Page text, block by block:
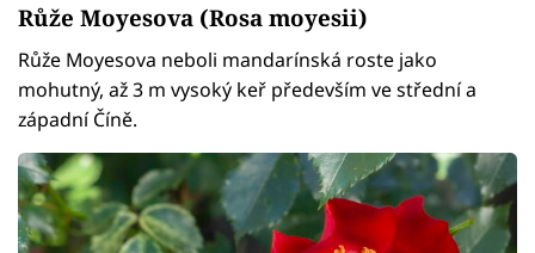
Růže Moyesova (Rosa moyesii)
Růže Moyesova neboli mandarínská roste jako
mohutný, až 3 m vysoký keř především ve střední a
západní Číně.